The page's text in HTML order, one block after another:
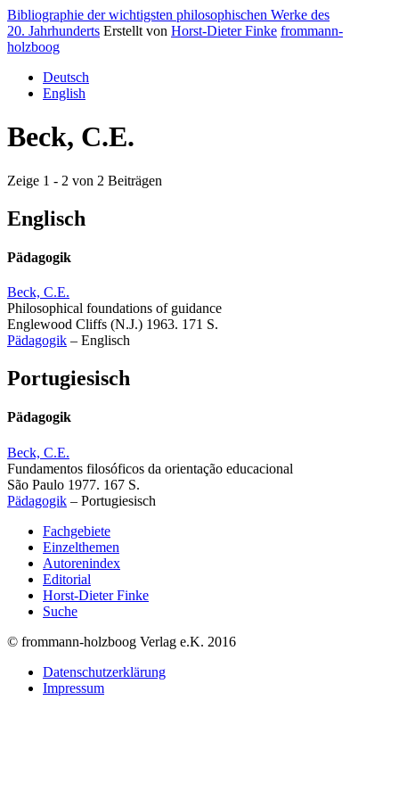
Bibliographie der wichtigsten philosophischen Werke des
20. Jahrhunderts Erstellt von Horst-Dieter Finke frommann-
holzboog
Deutsch
English
Beck, C.E.
Zeige 1 - 2 von 2 Beiträgen
Englisch
Pädagogik
Beck, C.E.
Philosophical foundations of guidance
Englewood Cliffs (N.J.) 1963. 171 S.
Pädagogik – Englisch
Portugiesisch
Pädagogik
Beck, C.E.
Fundamentos filosóficos da orientação educacional
São Paulo 1977. 167 S.
Pädagogik – Portugiesisch
Fachgebiete
Einzelthemen
Autorenindex
Editorial
Horst-Dieter Finke
Suche
© frommann-holzboog Verlag e.K. 2016
Datenschutzerklärung
Impressum